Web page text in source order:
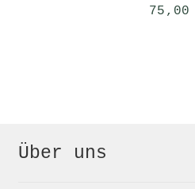
75,00
Über uns